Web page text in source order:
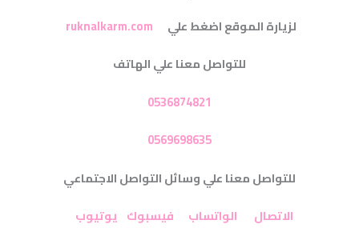
لزيارة الموقع اضغط علي
ruknalkarm.com
للتواصل معنا علي الهاتف
0536874821
0569698635
للتواصل معنا علي وسائل التواصل الاجتماعي
الاتصال
الواتساب فيسبوك يوتيوب